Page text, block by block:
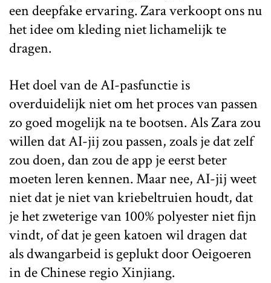
een deepfake ervaring. Zara verkoopt ons nu
het idee om kleding niet lichamelijk te
dragen.
Het doel van de AI-pasfunctie is
overduidelijk niet om het proces van passen
zo goed mogelijk na te bootsen. Als Zara zou
willen dat AI-jij zou passen, zoals je dat zelf
zou doen, dan zou de app je eerst beter
moeten leren kennen. Maar nee, AI-jij weet
niet dat je niet van kriebeltruien houdt, dat
je het zweterige van 100% polyester niet fijn
vindt, of dat je geen katoen wil dragen dat
als dwangarbeid is geplukt door Oeigoeren
in de Chinese regio Xinjiang.